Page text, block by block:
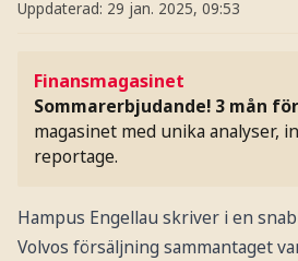
Uppdaterad: 29 jan. 2025, 09:53
Finansmagasinet
Sommarerbjudande! 3 mån
magasinet med unika analyser,
reportage.
Hampus Engellau skriver i en
Volvos försäljning sammantaget